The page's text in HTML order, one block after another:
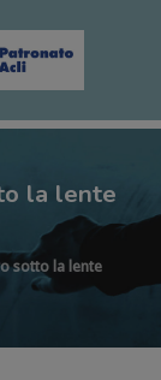
la lente
sotto la lente